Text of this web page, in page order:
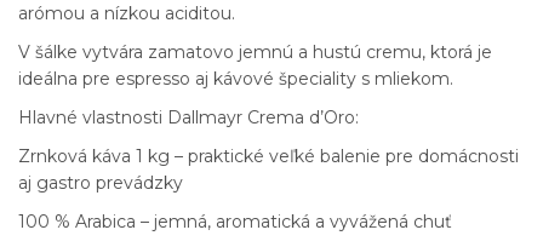
arómou a nízkou aciditou.
V šálke vytvára zamatovo jemnú a hustú cremu, ktorá je
ideálna pre espresso aj kávové špeciality s mliekom.
Hlavné vlastnosti Dallmayr Crema d’Oro:
Zrnková káva 1 kg – praktické veľké balenie pre domácnosti
aj gastro prevádzky
100 % Arabica – jemná, aromatická a vyvážená chuť